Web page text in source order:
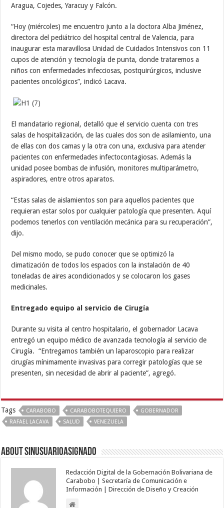
Aragua, Cojedes, Yaracuy y Falcón.
“Hoy (miércoles) me encuentro junto a la doctora Alba Jiménez,
directora del pediátrico del hospital central de Valencia, para
inaugurar esta maravillosa Unidad de Cuidados Intensivos con 11
cupos de atención y tecnología de punta, donde trataremos a
niños con enfermedades infecciosas, postquirúrgicos, inclusive
pacientes oncológicos”, indicó Lacava.
El mandatario regional, detalló que el servicio cuenta con tres
salas de hospitalización, de las cuales dos son de asilamiento, una
de ellas con dos camas y la otra con una, exclusiva para atender
pacientes con enfermedades infectocontagiosas. Además la
unidad posee bombas de infusión, monitores multiparámetro,
aspiradores, entre otros aparatos.
“Estas salas de aislamientos son para aquellos pacientes que
requieran estar solos por cualquier patología que presenten. Aquí
podemos tenerlos con ventilación mecánica para su recuperación”,
dijo.
Del mismo modo, se pudo conocer que se optimizó la
climatización de todos los espacios con la instalación de 40
toneladas de aires acondicionados y se colocaron los gases
medicinales.
Entregado equipo al servicio de Cirugía
Durante su visita al centro hospitalario, el gobernador Lacava
entregó un equipo médico de avanzada tecnología al servicio de
Cirugía. “Entregamos también un laparoscopio para realizar
cirugías mínimamente invasivas para corregir patologías que se
presenten, sin necesidad de abrir al paciente”, agregó.
Tags CARABOBO CARABOBOTEQUIERO
GOBERNADOR
RAFAEL LACAVA
SALUD VENEZUELA
About sinusuarioasignado
Redacción Digital de la Gobernación Bolivariana de
Carabobo | Secretaría de Comunicación e
Información | Dirección de Diseño y Creación